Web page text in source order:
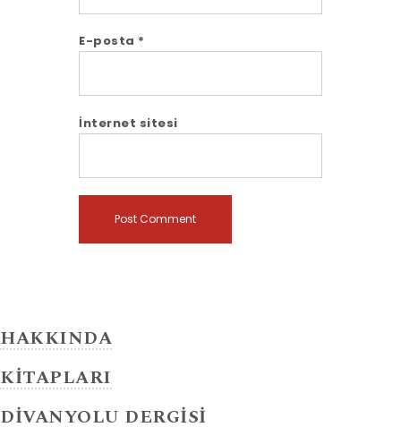
E-posta *
İnternet sitesi
HAKKINDA
KİTAPLARI
DİVANYOLU DERGİSİ